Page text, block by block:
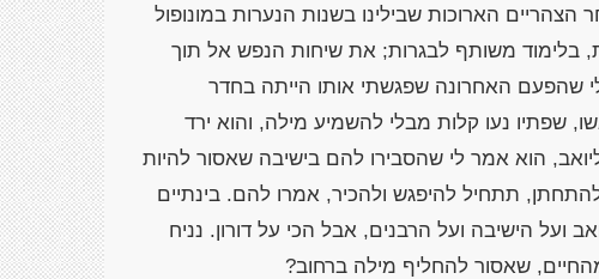
הארוכות שבילינו בשנות הנערות במונופול
בלימוד משותף לבגרות; את שיחות הנפש אל תוך
לי שהפעם האחרונה שפגשתי אותו הייתה בחדר
שפתיו נעו קלות מבלי להשמיע מילה, והוא ירד
הוא אמר לי שהסבירו להם בישיבה שאסור להיות
תתחיל להיפגש ולהכיר, אמרו להם. בינתיים
הישיבה ועל הרבנים, אבל הכי על דורון. נניח
שאסור להחליף מילה ברחוב?